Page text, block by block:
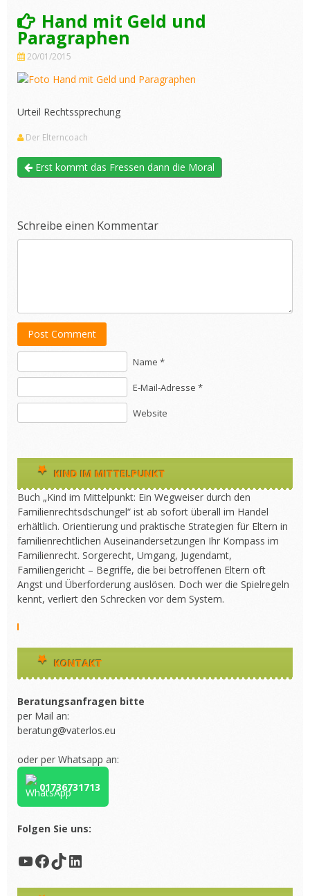
Hand mit Geld und
Paragraphen
20/01/2015
Urteil Rechtssprechung
Der Elterncoach
Erst kommt das Fressen dann die Moral
Schreibe einen Kommentar
Post Comment
Name *
E-Mail-Adresse *
Website
KIND IM MITTELPUNKT
Buch „Kind im Mittelpunkt: Ein Wegweiser durch den
Familienrechtsdschungel“ ist ab sofort überall im Handel
erhältlich. Orientierung und praktische Strategien für Eltern in
familienrechtlichen Auseinandersetzungen Ihr Kompass im
Familienrecht. Sorgerecht, Umgang, Jugendamt,
Familiengericht – Begriffe, die bei betroffenen Eltern oft
Angst und Überforderung auslösen. Doch wer die Spielregeln
kennt, verliert den Schrecken vor dem System.
KONTAKT
Beratungsanfragen bitte
per Mail an:
beratung@vaterlos.eu
oder per Whatsapp an:
01736731713
Folgen Sie uns:
YouTube
Facebook
TikTok
LinkedIn